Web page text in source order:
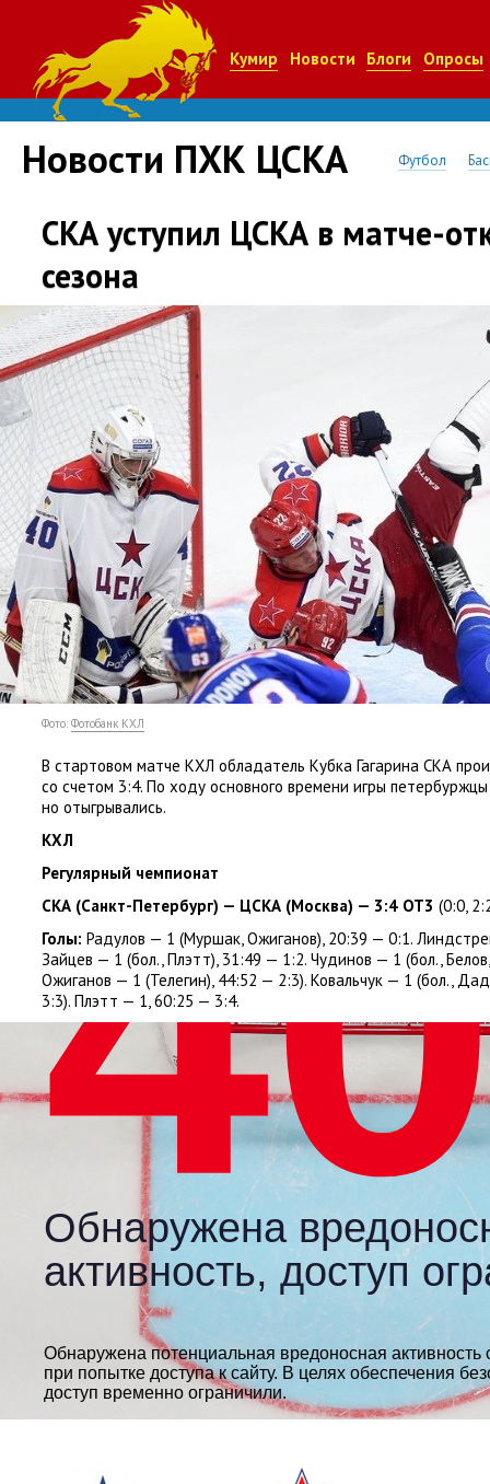
Кумир Новости Блоги Опросы
Новости ПХК ЦСКА Футбол
СКА уступил ЦСКА в матче-
сезона
Фото: Фотобанк КХЛ
В стартовом матче КХЛ обладатель Кубка Гагарина СКА
со счетом 3:4. По ходу основного времени игры
но отыгрывались.
КХЛ
Регулярный чемпионат
СКА (Санкт-Петербург) — ЦСКА (Москва) — 3:4 ОТ3 (0:0,
Голы: Радулов — 1 (Муршак, Ожиганов), 20:39 — 0:1.
Зайцев — 1 (бол., Плэтт), 31:49 — 1:2. Чудинов — 1 (бол., Белов,
Ожиганов — 1 (Телегин), 44:52 — 2:3). Ковальчук — 1 (бол.,
3:3). Плэтт — 1, 60:25 — 3:4.